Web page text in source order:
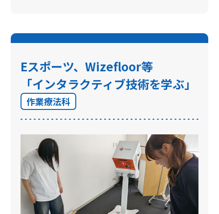
Eスポーツ、Wizeﬂoor等
「インタラクティブ技術を学ぶ」
作業療法科